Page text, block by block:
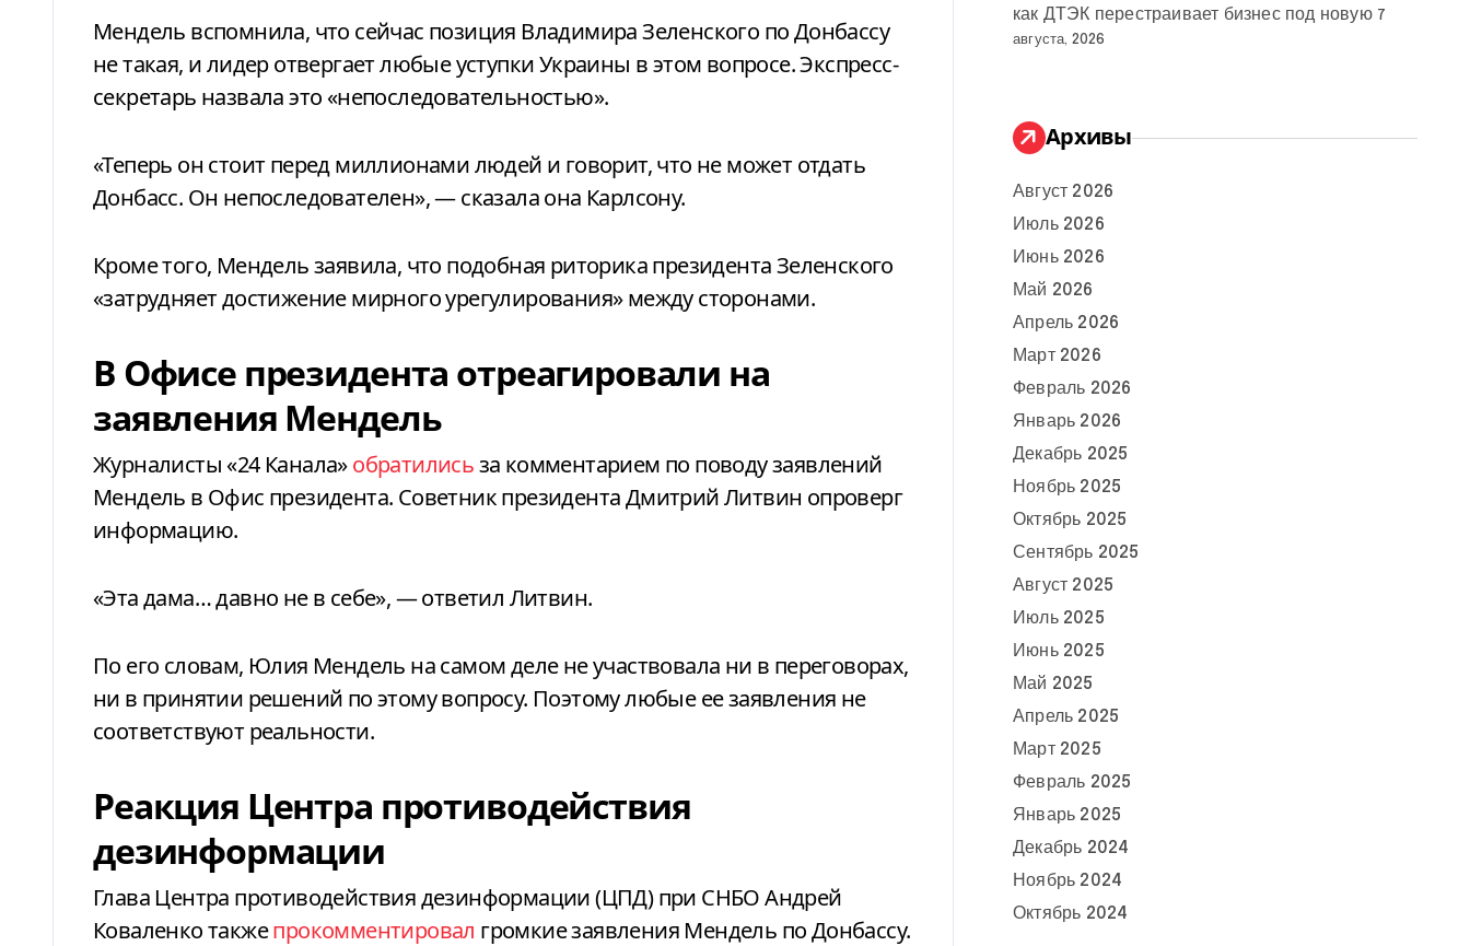
Мендель вспомнила, что сейчас позиция Владимира Зеленского по Донбассу
не такая, и лидер отвергает любые уступки Украины в этом вопросе. Экспресс-
секретарь назвала это «непоследовательностью».
«Теперь он стоит перед миллионами людей и говорит, что не может отдать
Донбасс. Он непоследователен», — сказала она Карлсону.
Кроме того, Мендель заявила, что подобная риторика президента Зеленского
«затрудняет достижение мирного урегулирования» между сторонами.
В Офисе президента отреагировали на
заявления Мендель
Журналисты «24 Канала»обратилисьза комментарием по поводу заявлений
Мендель в Офис президента. Советник президента Дмитрий Литвин опроверг
информацию.
«Эта дама… давно не в себе», — ответил Литвин.
По его словам, Юлия Мендель на самом деле не участвовала ни в переговорах,
ни в принятии решений по этому вопросу. Поэтому любые ее заявления не
соответствуют реальности.
Реакция Центра противодействия
дезинформации
Глава Центра противодействия дезинформации (ЦПД) при СНБО Андрей
Коваленко такжепрокомментировал громкие заявления Мендель по Донбассу.
как ДТЭК перестраивает бизнес под новую 7
августа, 2026
Архивы
Август 2026
Июль 2026
Июнь 2026
Май 2026
Апрель 2026
Март 2026
Февраль 2026
Январь 2026
Декабрь 2025
Ноябрь 2025
Октябрь 2025
Сентябрь 2025
Август 2025
Июль 2025
Июнь 2025
Май 2025
Апрель 2025
Март 2025
Февраль 2025
Январь 2025
Декабрь 2024
Ноябрь 2024
Октябрь 2024